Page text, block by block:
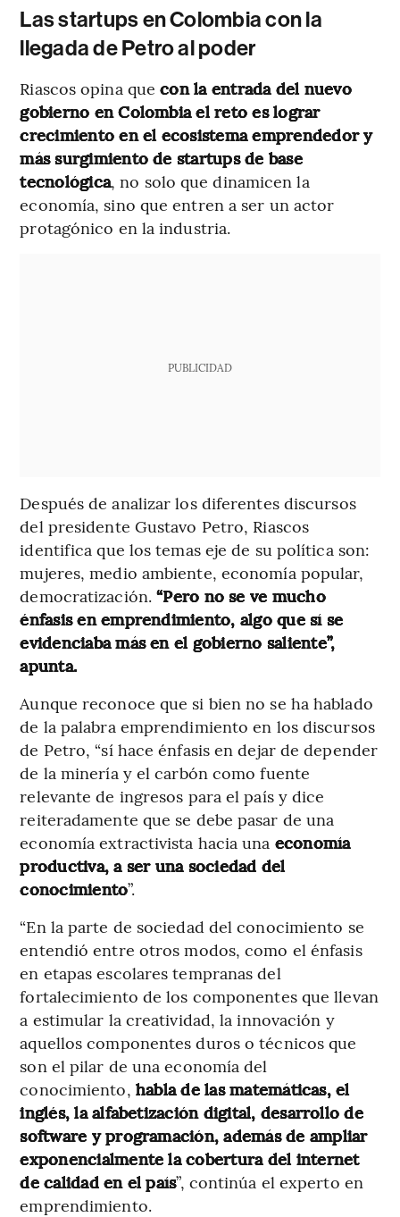
Las startups en Colombia con la
llegada de Petro al poder
Riascos opina quecon la entrada del nuevo
gobierno en Colombia el reto es lograr
crecimiento en el ecosistema emprendedor y
más surgimiento de startups de base
tecnológica, no solo que dinamicen la
economía, sino que entren a ser un actor
protagónico en la industria.
PUBLICIDAD
Después de analizar los diferentes discursos
del presidente Gustavo Petro, Riascos
identifica que los temas eje de su política son:
mujeres, medio ambiente, economía popular,
democratización.“Pero no se ve mucho
énfasis en emprendimiento, algo que sí se
evidenciaba más en el gobierno saliente”,
apunta.
Aunque reconoce que si bien no se ha hablado
de la palabra emprendimiento en los discursos
de Petro, “sí hace énfasis en dejar de depender
de la minería y el carbón como fuente
relevante de ingresos para el país y dice
reiteradamente que se debe pasar de una
economía extractivista hacia una economía
productiva, a ser una sociedad del
conocimiento”.
“En la parte de sociedad del conocimiento se
entendió entre otros modos, como el énfasis
en etapas escolares tempranas del
fortalecimiento de los componentes que llevan
a estimular la creatividad, la innovación y
aquellos componentes duros o técnicos que
son el pilar de una economía del
conocimiento, habla de las matemáticas, el
inglés, la alfabetización digital, desarrollo de
software y programación, además de ampliar
exponencialmente la cobertura del internet
de calidad en el país”, continúa el experto en
emprendimiento.